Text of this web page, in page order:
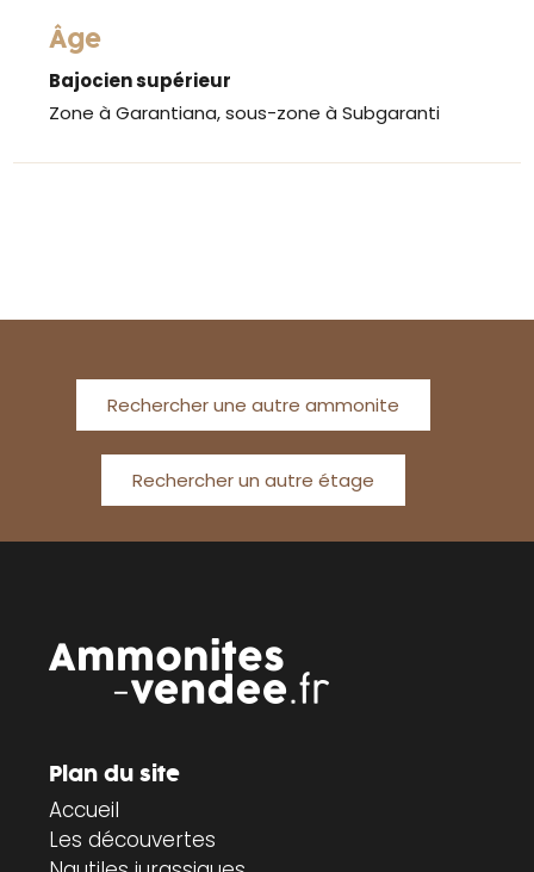
Âge
Bajocien supérieur
Zone à Garantiana, sous-zone à Subgaranti
Rechercher une autre ammonite
Rechercher un autre étage
Plan du site
Accueil
Les découvertes